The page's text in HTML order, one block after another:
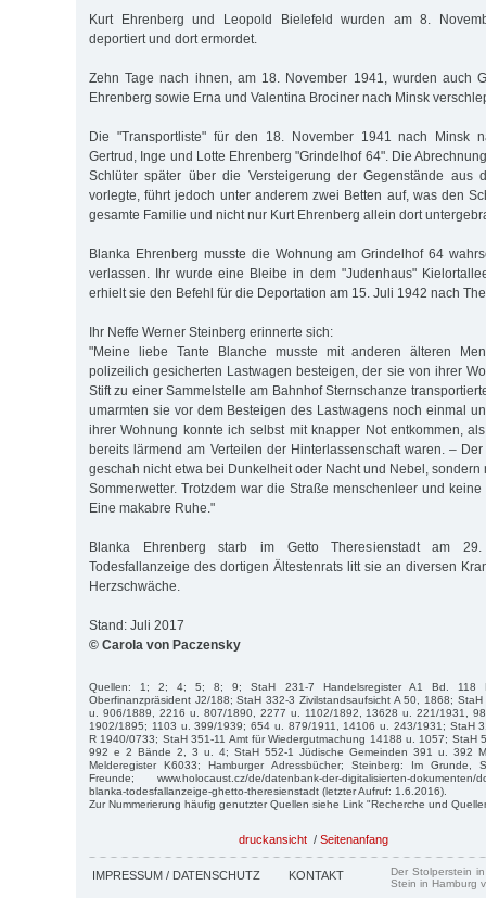
Kurt Ehrenberg und Leopold Bielefeld wurden am 8.
deportiert und dort ermordet.
Zehn Tage nach ihnen, am 18. November 1941, wurden auch
Ehrenberg sowie Erna und Valentina Brociner nach Minsk
Die "Transportliste" für den 18. November 1941 nach Minsk
Gertrud, Inge und Lotte Ehrenberg "Grindelhof 64". Die
Schlüter später über die Versteigerung der Gegenstände aus
vorlegte, führt jedoch unter anderem zwei Betten auf, was den
gesamte Familie und nicht nur Kurt Ehrenberg allein dort
Blanka Ehrenberg musste die Wohnung am Grindelhof 64
verlassen. Ihr wurde eine Bleibe in dem "Judenhaus"
erhielt sie den Befehl für die Deportation am 15. Juli 1942 nach
Ihr Neffe Werner Steinberg erinnerte sich:
"Meine liebe Tante Blanche musste mit anderen älteren
polizeilich gesicherten Lastwagen besteigen, der sie von ihrer
Stift zu einer Sammelstelle am Bahnhof Sternschanze
umarmten sie vor dem Besteigen des Lastwagens noch einmal
ihrer Wohnung konnte ich selbst mit knapper Not entkommen,
bereits lärmend am Verteilen der Hinterlassenschaft waren. –
geschah nicht etwa bei Dunkelheit oder Nacht und Nebel, sondern
Sommerwetter. Trotzdem war die Straße menschenleer und
Eine makabre Ruhe."
Blanka Ehrenberg starb im Getto Theresienstadt am
Todesfallanzeige des dortigen Ältestenrats litt sie an diversen
Herzschwäche.
Stand: Juli 2017
© Carola von Paczensky
Quellen: 1; 2; 4; 5; 8; 9; StaH 231-7 Handelsregister A1 Bd. 118
Oberfinanzpräsident J2/188; StaH 332-3 Zivilstandsaufsicht A 50, 1868;
u. 906/1889, 2216 u. 807/1890, 2277 u. 1102/1892, 13628 u. 221/1931,
1902/1895; 1103 u. 399/1939; 654 u. 879/1911, 14106 u. 243/1931; StaH
R 1940/0733; StaH 351-11 Amt für Wiedergutmachung 14188 u. 1057; StaH
992 e 2 Bände 2, 3 u. 4; StaH 552-1 Jüdische Gemeinden 391 u. 392
Melderegister K6033; Hamburger Adressbücher; Steinberg: Im Grunde,
Freunde; www.holocaust.cz/de/datenbank-der-digitalisierten-dokumenten/
blanka-todesfallanzeige-ghetto-theresienstadt (letzter Aufruf: 1.6.2016).
Zur Nummerierung häufig genutzter Quellen siehe Link "Recherche und
druckansicht / Seitenanfang
IMPRESSUM / DATENSCHUTZ KONTAKT
Der Stolperstein
Stein in Hamburg